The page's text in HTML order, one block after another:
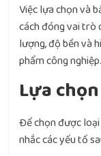
Việc lựa chọn và
cách đóng vai trò
lượng, độ bền và
phẩm công nghiệp.
Lựa
Để chọn được loại
nhắc các yếu tố